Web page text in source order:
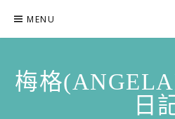
content
MENU
梅格
日